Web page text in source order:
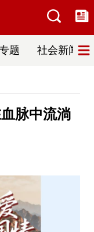
题 社会新闻
脉中流淌